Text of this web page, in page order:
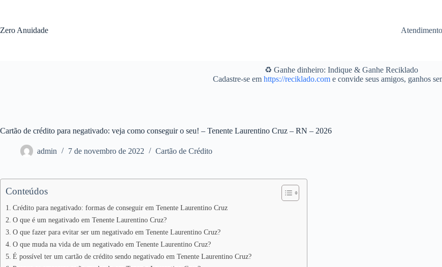
conteúdo
Zero Anuidade
♻️ Ganhe dinheiro: Indique & Ganhe Reciklado
Cadastre-se em https://reciklado.come convide seus amigos, ganhos
Cartão de crédito para negativado: veja como conseguir o seu! – Tenente Laurentino Cruz – RN – 2026
admin 7 de novembro de 2022 Cartão de Crédito
Conteúdos
Crédito para negativado: formas de conseguir em Tenente Laurentino Cruz
O que é um negativado em Tenente Laurentino Cruz?
O que fazer para evitar ser um negativado em Tenente Laurentino Cruz?
O que muda na vida de um negativado em Tenente Laurentino Cruz?
É possível ter um cartão de crédito sendo negativado em Tenente Laurentino Cruz?